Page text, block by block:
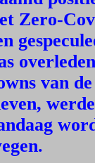
Zero-
van